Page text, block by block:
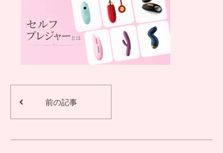
前の記事